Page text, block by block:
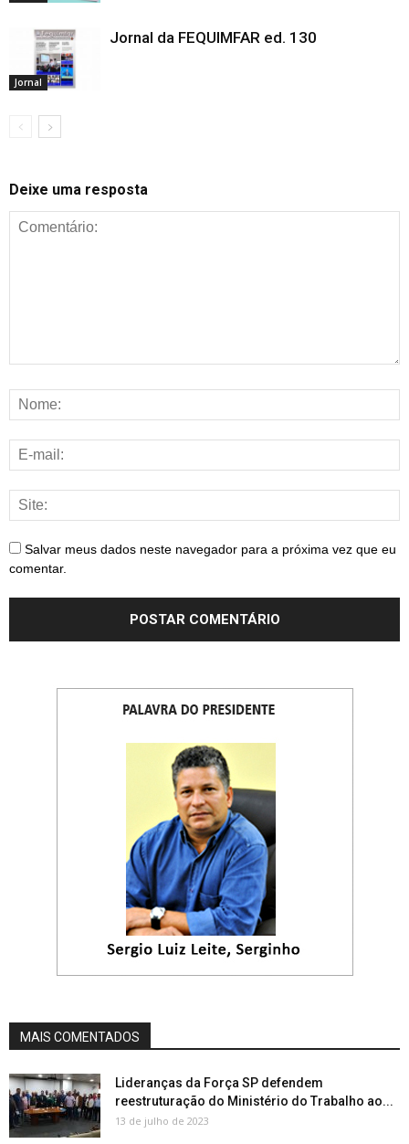
Jornal
Jornal da FEQUIMFAR ed. 130
Deixe uma resposta
Salvar meus dados neste navegador para a próxima vez que eu
comentar.
MAIS COMENTADOS
Lideranças da Força SP defendem
reestruturação do Ministério do Trabalho ao...
13 de julho de 2023